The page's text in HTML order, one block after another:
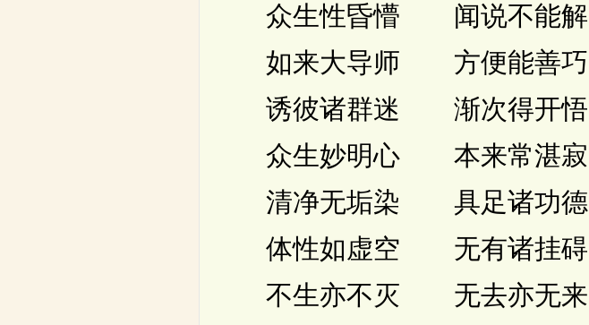
众生性昏懵 闻说不能解
如来大导师 方便能善巧
诱彼诸群迷 渐次得开悟
众生妙明心 本来常湛寂
清净无垢染 具足诸功德
体性如虚空 无有诸挂碍
不生亦不灭 无去亦无来